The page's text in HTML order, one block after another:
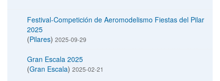
Festival-Competición de Aeromodelismo Fiestas del Pilar
2025
(Pilares) 2025-09-29
Gran Escala 2025
(Gran Escala) 2025-02-21